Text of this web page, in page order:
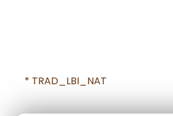
* TRAD_LBI_NAT